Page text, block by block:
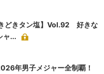
きどきタン塩】Vol.92 好きな
ャ...
年男子メジャー全制覇！